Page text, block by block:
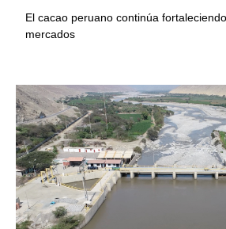
El cacao peruano continúa
mercados